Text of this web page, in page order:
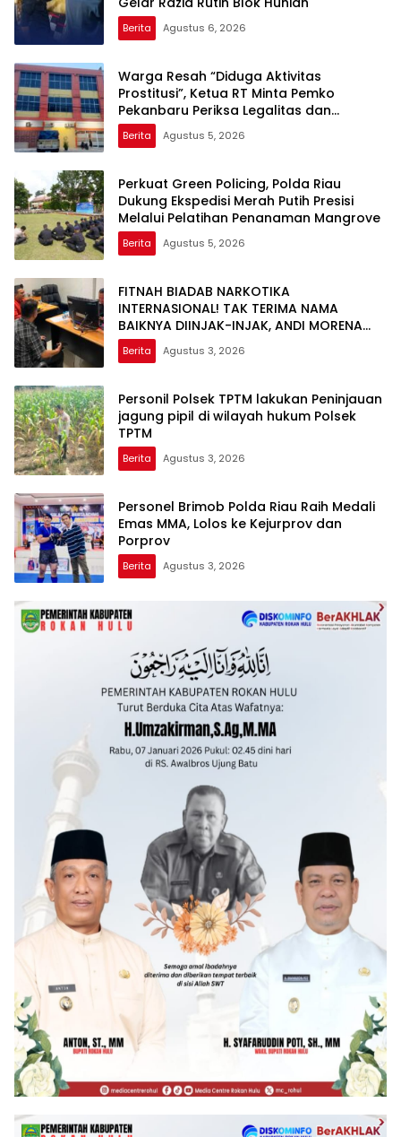
Berita Agustus 6, 2026
Warga Resah “Diduga Aktivitas
Prostitusi”, Ketua RT Minta Pemko
Pekanbaru Periksa Legalitas dan
Aktivitas Z Homestay di Jalan Tanjung
Datuk
Berita Agustus 5, 2026
Perkuat Green Policing, Polda Riau
Dukung Ekspedisi Merah Putih Presisi
Melalui Pelatihan Penanaman Mangrove
Berita Agustus 5, 2026
FITNAH BIADAB NARKOTIKA
INTERNASIONAL! TAK TERIMA NAMA
BAIKNYA DIINJAK-INJAK, ANDI MORENA
DECLARE WAR: SIAP Bantai DAN SERET
AKUN PEMBUNUH KARAKTER KE PENJARA
Berita Agustus 3, 2026
Personil Polsek TPTM lakukan Peninjauan
jagung pipil di wilayah hukum Polsek
TPTM
Berita Agustus 3, 2026
Personel Brimob Polda Riau Raih Medali
Emas MMA, Lolos ke Kejurprov dan
Porprov
Berita Agustus 3, 2026